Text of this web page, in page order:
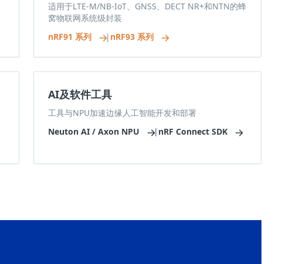
适用于LTE-M/NB-IoT、GNSS、DECT NR+和NTN的蜂
窝物联网系统级封装
nRF91 系列
| nRF93 系列
AI及软件工具
工具与NPU加速边缘人工智能开发和部署
Neuton AI / Axon NPU
| nRF Connect SDK